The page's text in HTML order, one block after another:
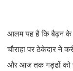
आलम यह है कि बैढ़न के
चौराहा पर ठेकेदार ने
और आज तक गड्ढों को